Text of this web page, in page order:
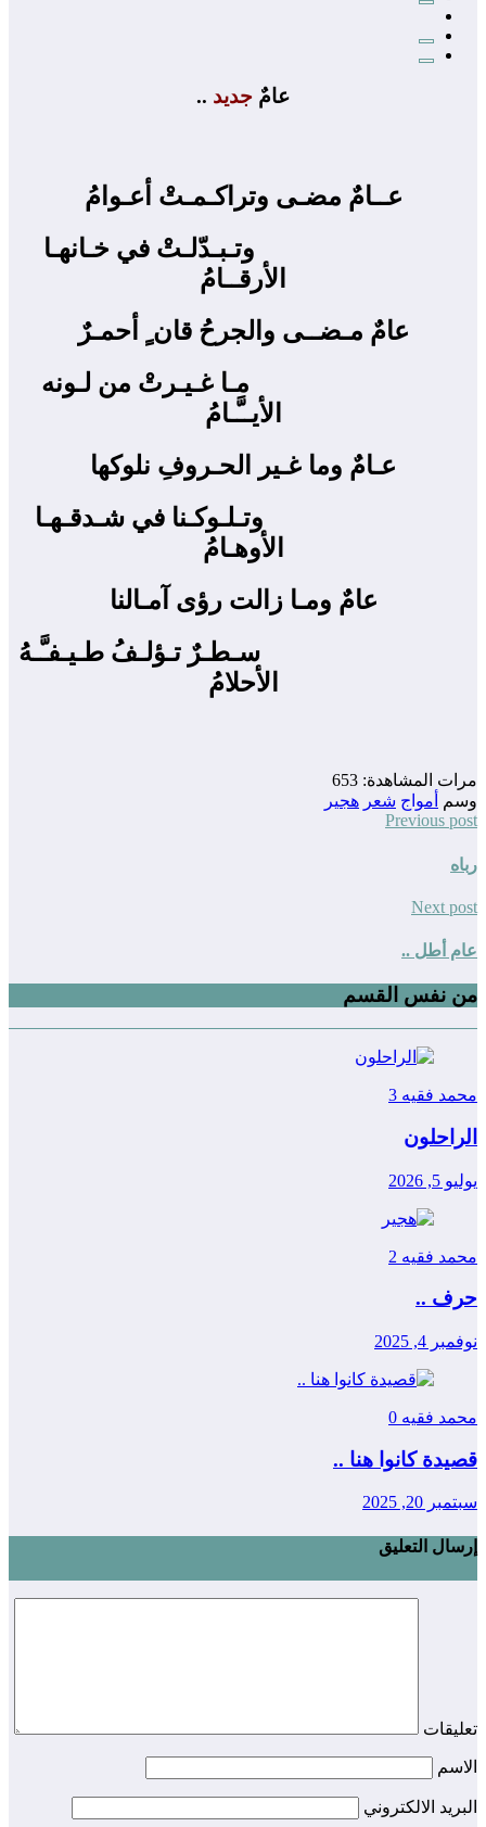
عامٌ جديد ..
عــامٌ مضـى وتراكـمـتْ أعـوامُ
وتـبـدّلـتْ في خـانهـا
الأرقــامُ
عامٌ مـضــى والجرحُ قان ٍ أحمـرٌ
مـا غـيـرتْ من لـونه
الأيــَّـامُ
عـامٌ وما غـير الحـروفِ نلوكها
وتـلـوكـنا في شـدقـهـا
الأوهـامُ
عامٌ ومـا زالت رؤى آمـالنا
سـطـرٌ تـؤلـفُ طـيـفـَّـهُ
الأحلامُ
مرات المشاهدة: 653
وسم
أمواج شعر هجير
Previous post
رباه
Next post
عام أطل ..
من نفس القسم
محمد فقيه 3
الراحلون
يوليو 5, 2026
محمد فقيه 2
حرف ..
نوفمبر 4, 2025
محمد فقيه 0
قصيدة كانوا هنا ..
سبتمبر 20, 2025
إرسال التعليق
تعليقات
الاسم
البريد الالكتروني